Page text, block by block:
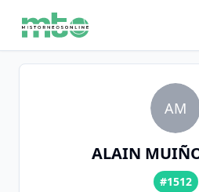
AM
ALAIN
#1512